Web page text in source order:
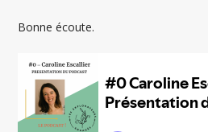
Bonne écoute.